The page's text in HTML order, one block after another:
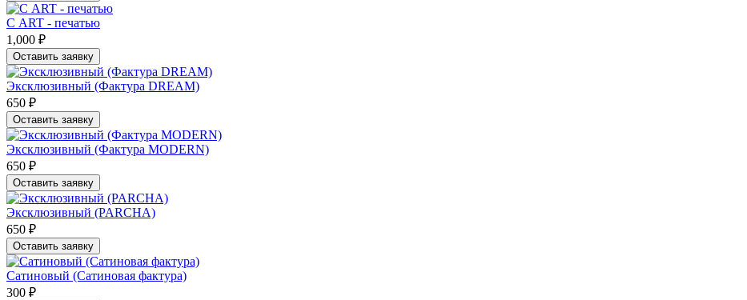
С ART - печатью
1,000 ₽
Оставить заявку
Эксклюзивный (Фактура DREAM)
650 ₽
Оставить заявку
Эксклюзивный (Фактура MODERN)
650 ₽
Оставить заявку
Эксклюзивный (PARCHA)
650 ₽
Оставить заявку
Сатиновый (Сатиновая фактура)
300 ₽